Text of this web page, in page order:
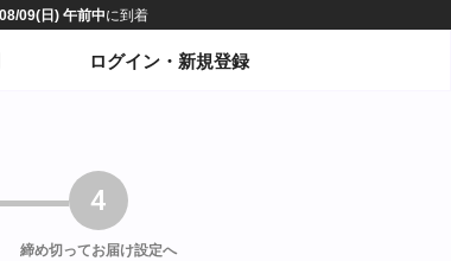
ログイン・新規登録
4
締め切ってお届け設定へ